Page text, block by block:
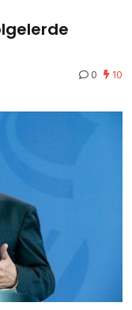
0 10